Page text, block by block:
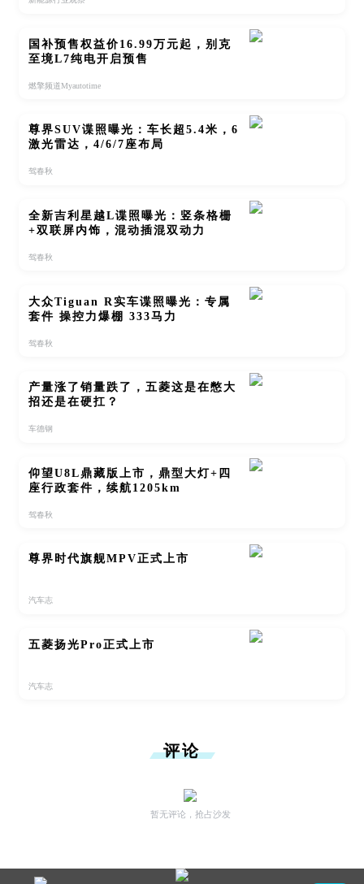
国补预售权益价16.99万元起，别克
至境L7纯电开启预售
燃擎频道Myautotime
尊界SUV谍照曝光：车长超5.4米，6
激光雷达，4/6/7座布局
驾春秋
全新吉利星越L谍照曝光：竖条格栅
+双联屏内饰，混动插混双动力
驾春秋
大众Tiguan R实车谍照曝光：专属
套件 操控力爆棚 333马力
驾春秋
产量涨了销量跌了，五菱这是在憋大
招还是在硬扛？
车德钢
仰望U8L鼎藏版上市，鼎型大灯+四
座行政套件，续航1205km
驾春秋
尊界时代旗舰MPV正式上市
汽车志
五菱扬光Pro正式上市
汽车志
评论
暂无评论，抢占沙发